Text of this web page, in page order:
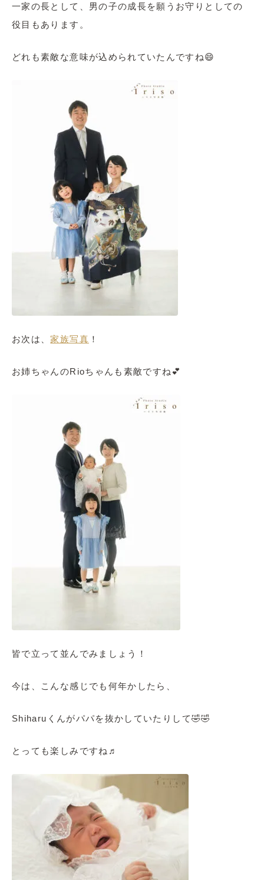
一家の長として、男の子の成長を願うお守りとしての
役目もあります。
どれも素敵な意味が込められていたんですね😄
お次は、家族写真 ！
お姉ちゃんのRioちゃんも素敵ですね💕
皆で立って並んでみましょう！
今は、こんな感じでも何年かしたら、
Shiharuくんがパパを抜かしていたりして🤣🤣
とっても楽しみですね♬